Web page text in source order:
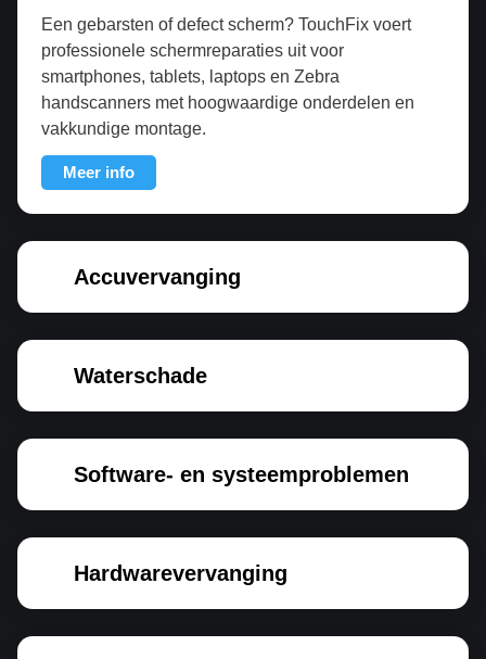
Een gebarsten of defect scherm? TouchFix voert
professionele schermreparaties uit voor
smartphones, tablets, laptops en Zebra
handscanners met hoogwaardige onderdelen en
vakkundige montage.
Meer info
Accuvervanging
Waterschade
Software- en systeemproblemen
Hardwarevervanging